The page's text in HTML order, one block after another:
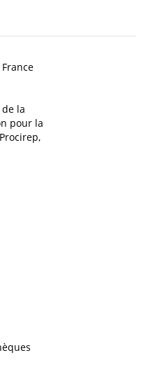
la
pour la